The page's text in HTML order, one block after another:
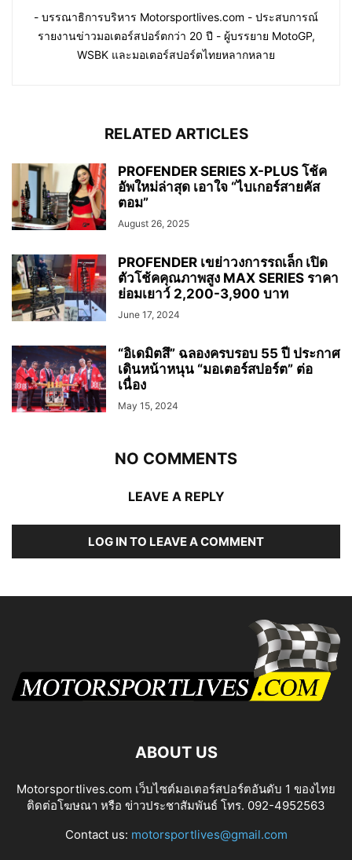
- บรรณาธิการบริหาร Motorsportlives.com - ประสบการณ์
รายงานข่าวมอเตอร์สปอร์ตกว่า 20 ปี - ผู้บรรยาย MotoGP,
WSBK และมอเตอร์สปอร์ตไทยหลากหลาย
RELATED ARTICLES
PROFENDER SERIES X-PLUS โช้ค
อัพใหม่ล่าสุด เอาใจ “ไบเกอร์สายคัส
ตอม”
August 26, 2025
PROFENDER เขย่าวงการรถเล็ก เปิด
ตัวโช้คคุณภาพสูง MAX SERIES ราคา
ย่อมเยาว์ 2,200-3,900 บาท
June 17, 2024
“อิเดมิตสึ” ฉลองครบรอบ 55 ปี ประกาศ
เดินหน้าหนุน “มอเตอร์สปอร์ต” ต่อ
เนื่อง
May 15, 2024
NO COMMENTS
LEAVE A REPLY
LOG IN TO LEAVE A COMMENT
ABOUT US
Motorsportlives.com เว็บไซต์มอเตอร์สปอร์ตอันดับ 1 ของไทย
ติดต่อโฆษณา หรือ ข่าวประชาสัมพันธ์ โทร. 092-4952563
Contact us: motorsportlives@gmail.com